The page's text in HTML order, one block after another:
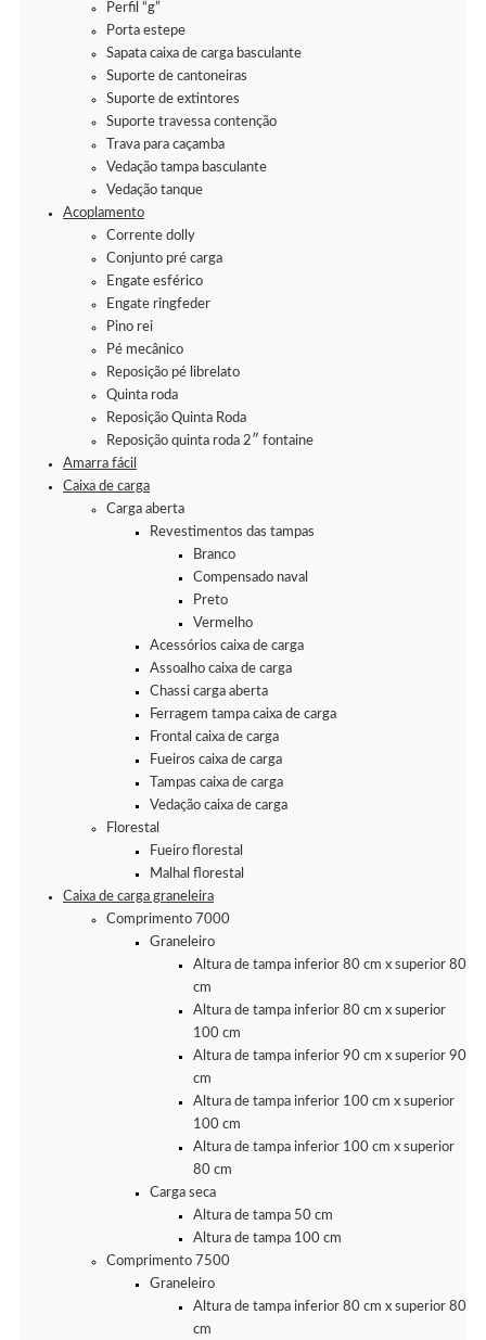
Perfil “g”
Porta estepe
Sapata caixa de carga basculante
Suporte de cantoneiras
Suporte de extintores
Suporte travessa contenção
Trava para caçamba
Vedação tampa basculante
Vedação tanque
Acoplamento
Corrente dolly
Conjunto pré carga
Engate esférico
Engate ringfeder
Pino rei
Pé mecânico
Reposição pé librelato
Quinta roda
Reposição Quinta Roda
Reposição quinta roda 2″ fontaine
Amarra fácil
Caixa de carga
Carga aberta
Revestimentos das tampas
Branco
Compensado naval
Preto
Vermelho
Acessórios caixa de carga
Assoalho caixa de carga
Chassi carga aberta
Ferragem tampa caixa de carga
Frontal caixa de carga
Fueiros caixa de carga
Tampas caixa de carga
Vedação caixa de carga
Florestal
Fueiro florestal
Malhal florestal
Caixa de carga graneleira
Comprimento 7000
Graneleiro
Altura de tampa inferior 80 cm x superior 80
cm
Altura de tampa inferior 80 cm x superior
100 cm
Altura de tampa inferior 90 cm x superior 90
cm
Altura de tampa inferior 100 cm x superior
100 cm
Altura de tampa inferior 100 cm x superior
80 cm
Carga seca
Altura de tampa 50 cm
Altura de tampa 100 cm
Comprimento 7500
Graneleiro
Altura de tampa inferior 80 cm x superior 80
cm